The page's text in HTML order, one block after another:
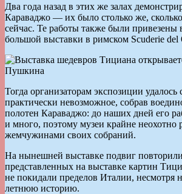
Два года назад в этих же залах
Караваджо — их было столько же,
сейчас. Те работы также были привезены
большой выставки в римском Scuderie del
Тогда организаторам экспозиции удалось
практически невозможное, собрав
полотен Караваджо: до наших дней его
и много, поэтому музеи крайне неохотно
жемчужинами своих собраний.
На нынешней выставке подвиг
представленных на выставке картин
не покидали пределов Италии, несмотря
летнюю историю.